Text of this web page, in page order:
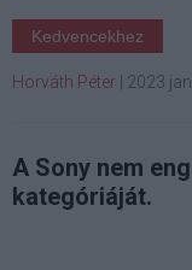
Kedvencekhez
Horváth Péter 2023
A Sony nem
kategóriáját.